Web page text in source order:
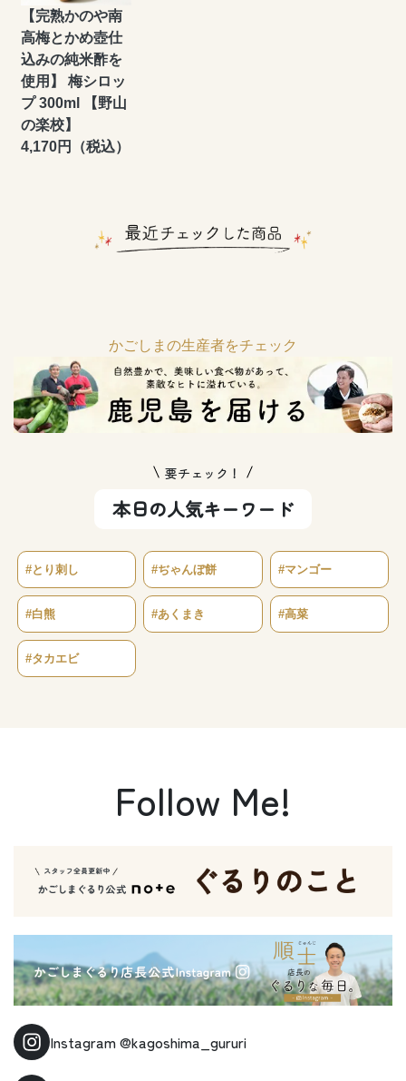
【完熟かのや南
高梅とかめ壺仕
込みの純米酢を
使用】 梅シロッ
プ 300ml 【野山
の楽校】
4,170円（税込）
かごしまの生産者をチェック
要チェック！
本日の人気キーワード
#とり刺し #ぢゃんぼ餅 #マンゴー
#白熊 #あくまき #高菜
#タカエビ
Follow Me!
Instagram@kagoshima_gururi